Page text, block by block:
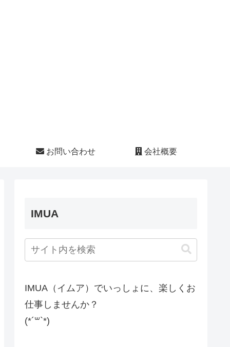
お問い合わせ 会社概要
IMUA
IMUA（イムア）でいっしょに、楽しくお
仕事しませんか？
(*´꒳`*)